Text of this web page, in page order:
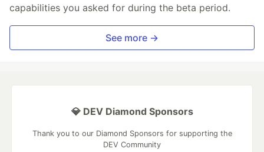
capabilities you asked for during the beta period.
See more →
💎 DEV Diamond Sponsors
Thank you to our Diamond Sponsors for supporting the
DEV Community